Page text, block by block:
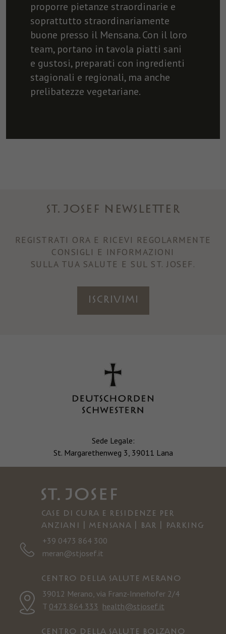
proporre pietanze straordinarie e
soprattutto straordinariamente
buone presso il Mensana. Con il loro
team, portano in tavola piatti sani
e gustosi, preparati con ingredienti
stagionali e regionali, ma anche
prelibatezze vegetariane.
ST. JOSEF NEWSLETTER
REGISTRATI ORA E RICEVI REGOLARMENTE
CONSIGLI E INFORMAZIONI
SULLA TUA SALUTE E SUL ST. JOSEF.
ISCRIVIMI
Sede Legale:
St. Margarethenweg 3, 39011 Lana
Case di cura e residenze per
anziani | Mensana | Bar | Parking
+39 0473 864 300
meran@stjosef.it
Centro della salute Merano
39012 Merano, via Franz-Innerhofer 2/4
T 0473 864 333 health@stjosef.it
Centro della salute Bolzano